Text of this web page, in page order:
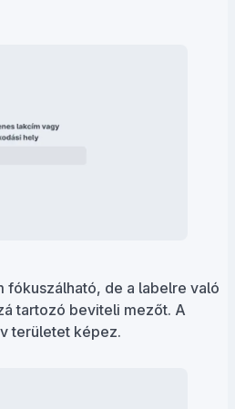
fókuszálható, de a labelre való
tartozó beviteli mezőt. A
területet képez.